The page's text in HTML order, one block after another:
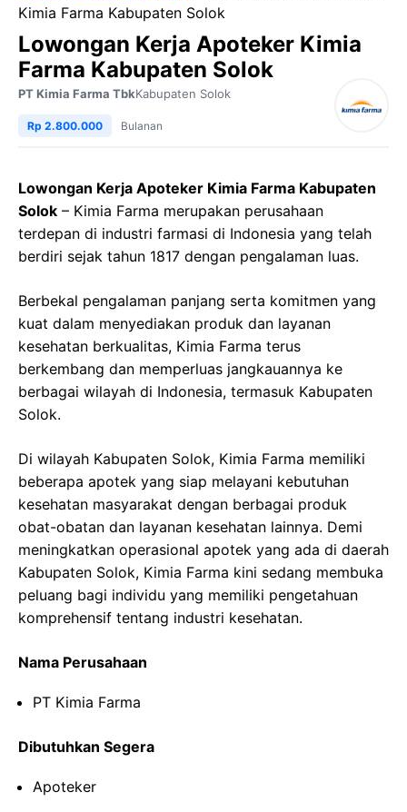
Kimia Farma Kabupaten Solok
Lowongan Kerja Apoteker Kimia
Farma Kabupaten Solok
PT Kimia Farma TbkKabupaten Solok
Rp 2.800.000 Bulanan
Lowongan Kerja Apoteker Kimia Farma Kabupaten
Solok – Kimia Farma merupakan perusahaan
terdepan di industri farmasi di Indonesia yang telah
berdiri sejak tahun 1817 dengan pengalaman luas.
Berbekal pengalaman panjang serta komitmen yang
kuat dalam menyediakan produk dan layanan
kesehatan berkualitas, Kimia Farma terus
berkembang dan memperluas jangkauannya ke
berbagai wilayah di Indonesia, termasuk Kabupaten
Solok.
Di wilayah Kabupaten Solok, Kimia Farma memiliki
beberapa apotek yang siap melayani kebutuhan
kesehatan masyarakat dengan berbagai produk
obat-obatan dan layanan kesehatan lainnya. Demi
meningkatkan operasional apotek yang ada di daerah
Kabupaten Solok, Kimia Farma kini sedang membuka
peluang bagi individu yang memiliki pengetahuan
komprehensif tentang industri kesehatan.
Nama Perusahaan
PT Kimia Farma
Dibutuhkan Segera
Apoteker